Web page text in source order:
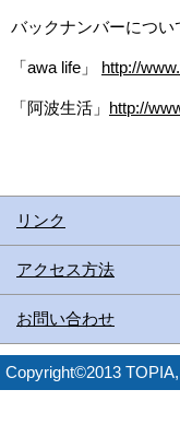
バックナンバーについ
「awa life」 http://
「阿波生活」 http://
リンク
アクセス方法
お問い合わせ
Copyright©2013